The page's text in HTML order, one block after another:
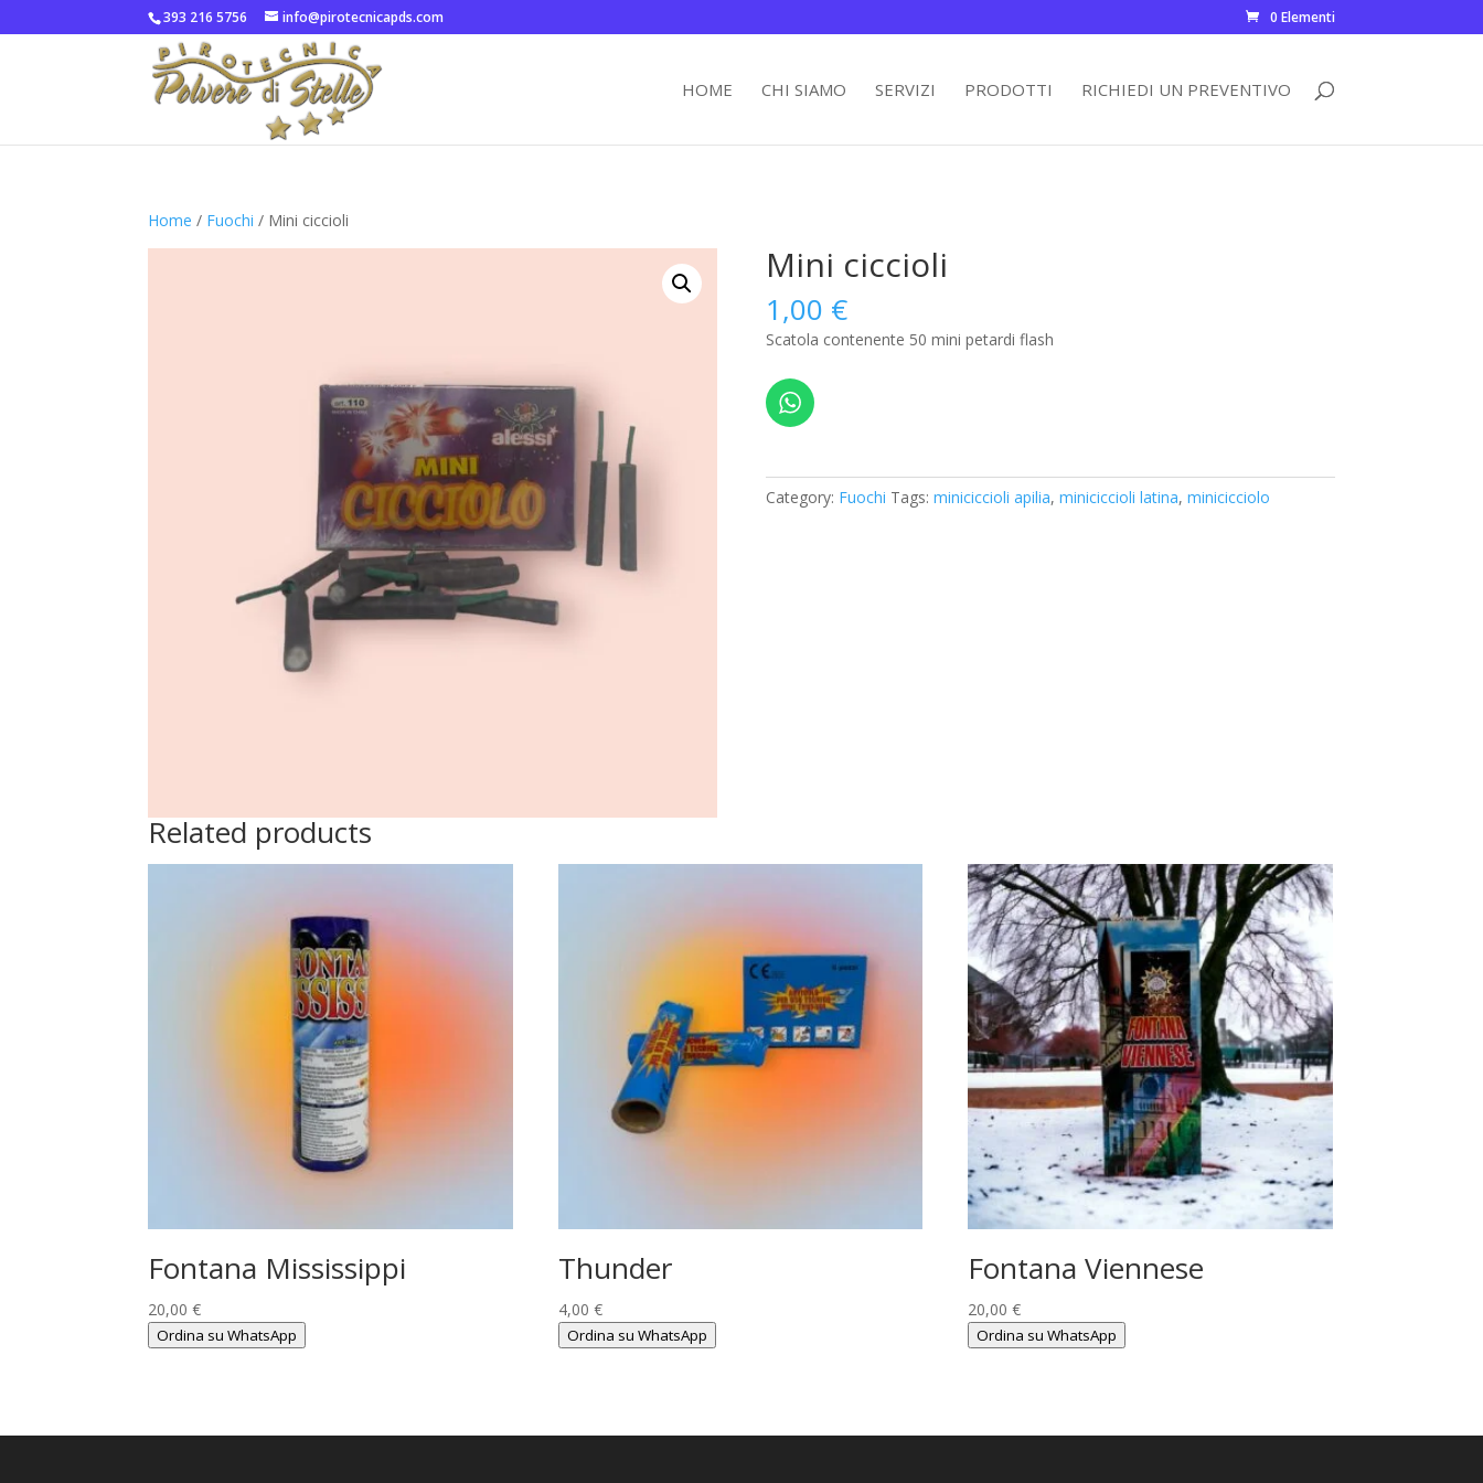
393 216 5756 info@pirotecnicapds.com 0 Elementi
HOME CHI SIAMO SERVIZI PRODOTTI RICHIEDI UN PREVENTIVO
Home / Fuochi / Mini ciccioli
Mini ciccioli
1,00 €
Scatola contenente 50 mini petardi flash
Category: Fuochi Tags: miniciccioli apilia, miniciccioli latina, minicicciolo
Related products
Fontana Mississippi
20,00€
Ordina su WhatsApp
Thunder
4,00 €
Ordina su WhatsApp
Fontana Viennese
20,00€
Ordina su WhatsApp